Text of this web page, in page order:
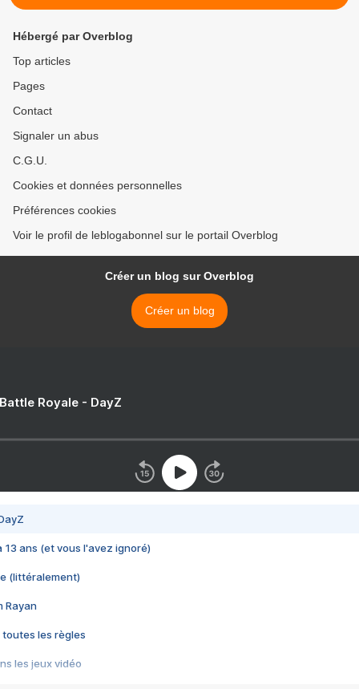
Hébergé par Overblog
Top articles
Pages
Contact
Signaler un abus
C.G.U.
Cookies et données personnelles
Préférences cookies
Voir le profil de leblogabonnel sur le portail Overblog
Créer un blog sur Overblog
Créer un blog
Royale - DayZ
13 ans (et vous l'avez ignoré)
(littéralement)
Rayan
toutes les règles
les jeux vidéo